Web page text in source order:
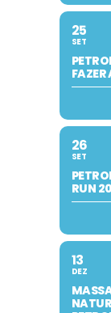
25
SET
FAZER
26
SET
RUN
13
DEZ